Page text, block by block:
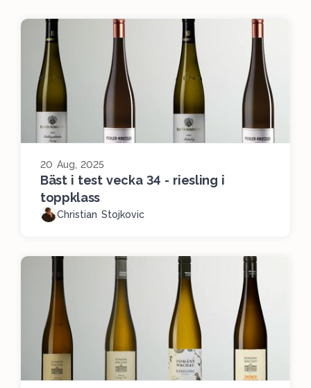
20 Aug, 2025
Bäst i test vecka 34 - riesling i
toppklass
Christian Stojkovic